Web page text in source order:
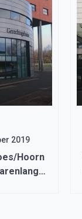
2019
Hoorn